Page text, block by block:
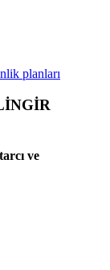
planları
ve